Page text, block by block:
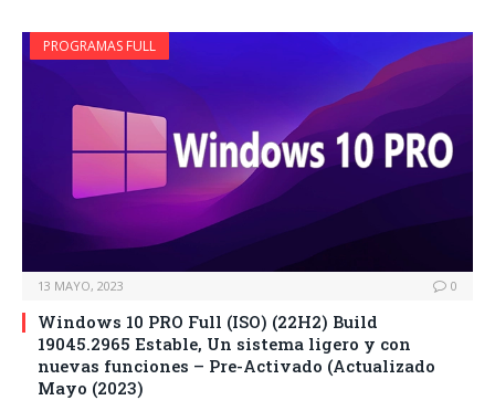
PROGRAMAS FULL
13 MAYO, 2023 0
Windows 10 PRO Full (ISO) (22H2) Build
19045.2965 Estable, Un sistema ligero y con
nuevas funciones – Pre-Activado (Actualizado
Mayo (2023)